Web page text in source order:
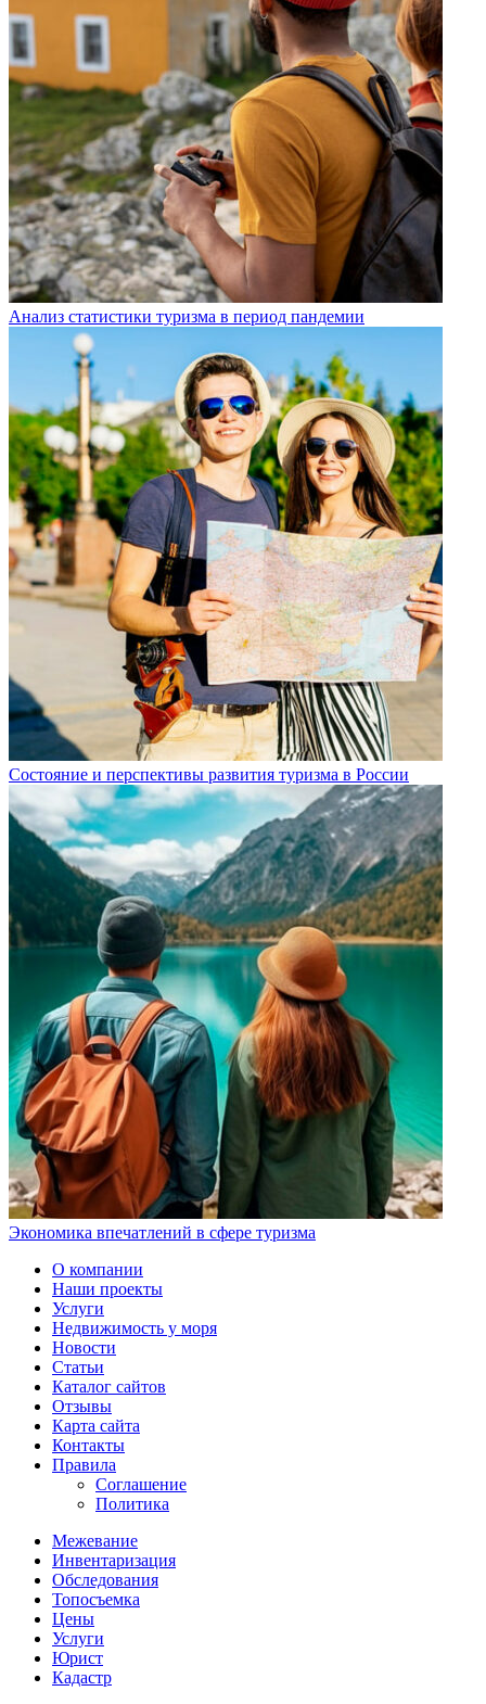
Анализ статистики туризма в период пандемии
Состояние и перспективы развития туризма в России
Экономика впечатлений в сфере туризма
О компании
Наши проекты
Услуги
Недвижимость у моря
Новости
Статьи
Каталог сайтов
Отзывы
Карта сайта
Контакты
Правила
Соглашение
Политика
Межевание
Инвентаризация
Обследования
Топосъемка
Цены
Услуги
Юрист
Кадастр